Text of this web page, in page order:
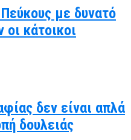
με δυνατό
κάτοικοι
δεν είναι απλά
δουλειάς